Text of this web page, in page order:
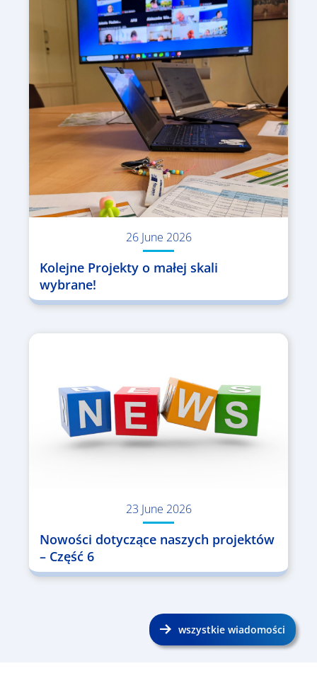
26 June 2026
Kolejne Projekty o małej skali
wybrane!
23 June 2026
Nowości dotyczące naszych projektów
– Część 6
wszystkie wiadomości